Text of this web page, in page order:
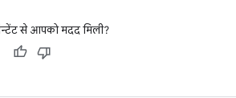
से आपको मदद मिली?